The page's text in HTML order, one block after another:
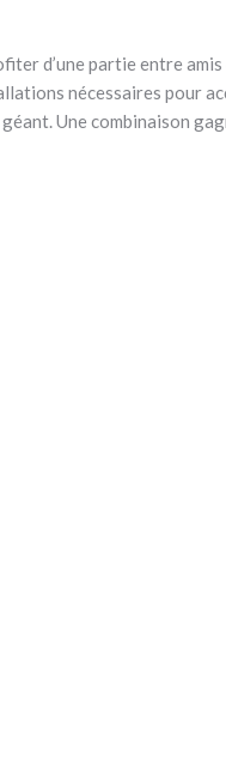
d’une partie entre amis
nécessaires pour
Une combinaison